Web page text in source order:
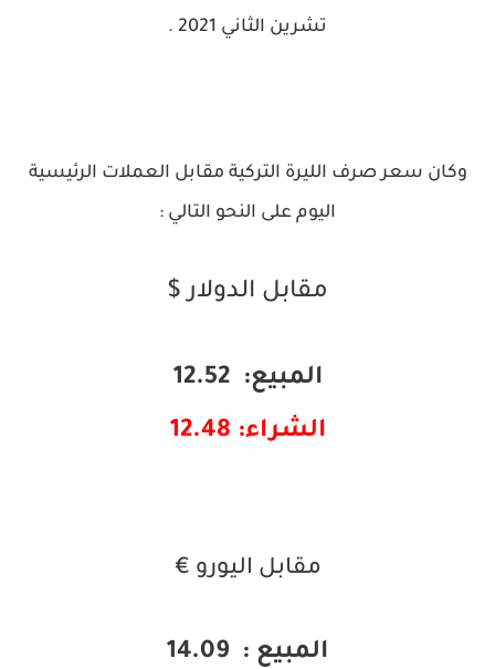
تشرين الثاني 2021 .
وكان سعر صرف الليرة التركية مقابل العملات الرئيسية
اليوم على النحو التالي :
مقابل الدولار $
المبيع: 12.52
الشراء: 12.48
مقابل اليورو €
المبيع : 14.09